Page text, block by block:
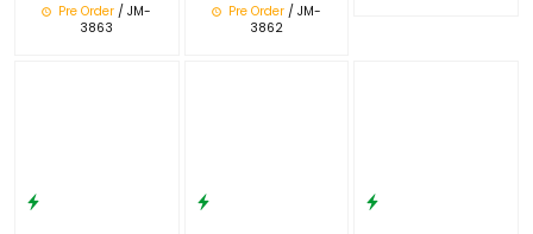
Pre Order / JM-
3863
Pre Order/ JM-
3862